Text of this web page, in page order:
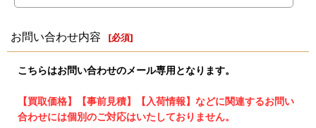
お問い合わせ内容 [必須]
こちらはお問い合わせのメール専用となります。
【買取価格】【事前見積】【入荷情報】などに関連するお問い
合わせには個別のご対応はいたしておりません。